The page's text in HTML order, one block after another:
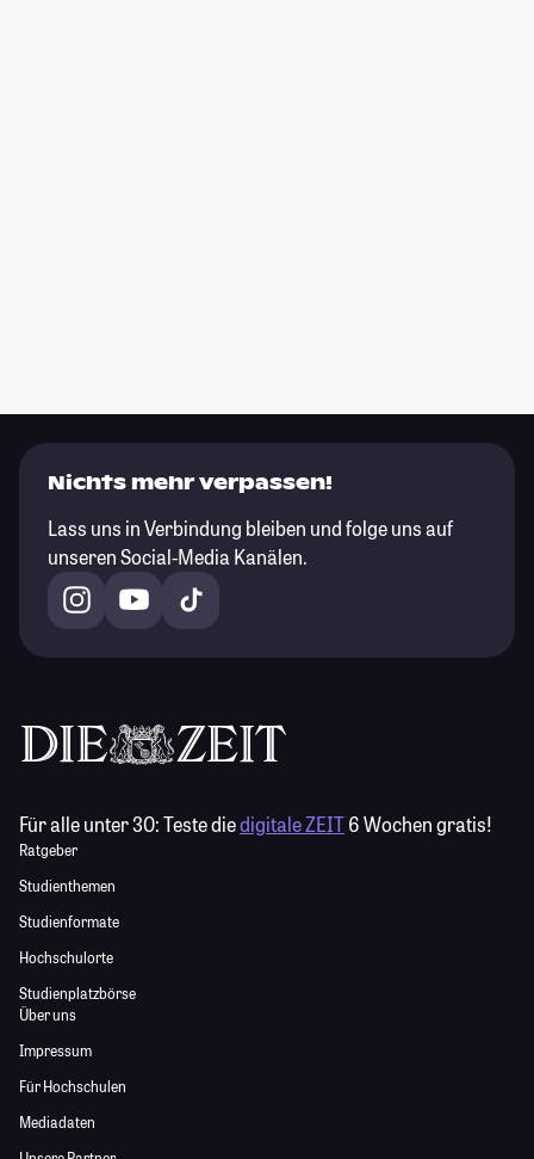
Nichts mehr verpassen!
Lass uns in Verbindung bleiben und folge uns auf
unseren Social-Media Kanälen.
Für alle unter 30:Teste diedigitale ZEIT6 Wochen gratis!
Ratgeber
Studienthemen
Studienformate
Hochschulorte
Studienplatzbörse
Über uns
Impressum
Für Hochschulen
Mediadaten